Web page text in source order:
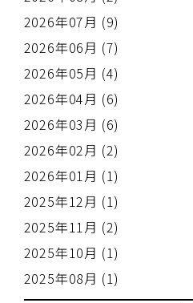
2026年07月 (9)
2026年06月 (7)
2026年05月 (4)
2026年04月 (6)
2026年03月 (6)
2026年02月 (2)
2026年01月 (1)
2025年12月 (1)
2025年11月 (2)
2025年10月 (1)
2025年08月 (1)